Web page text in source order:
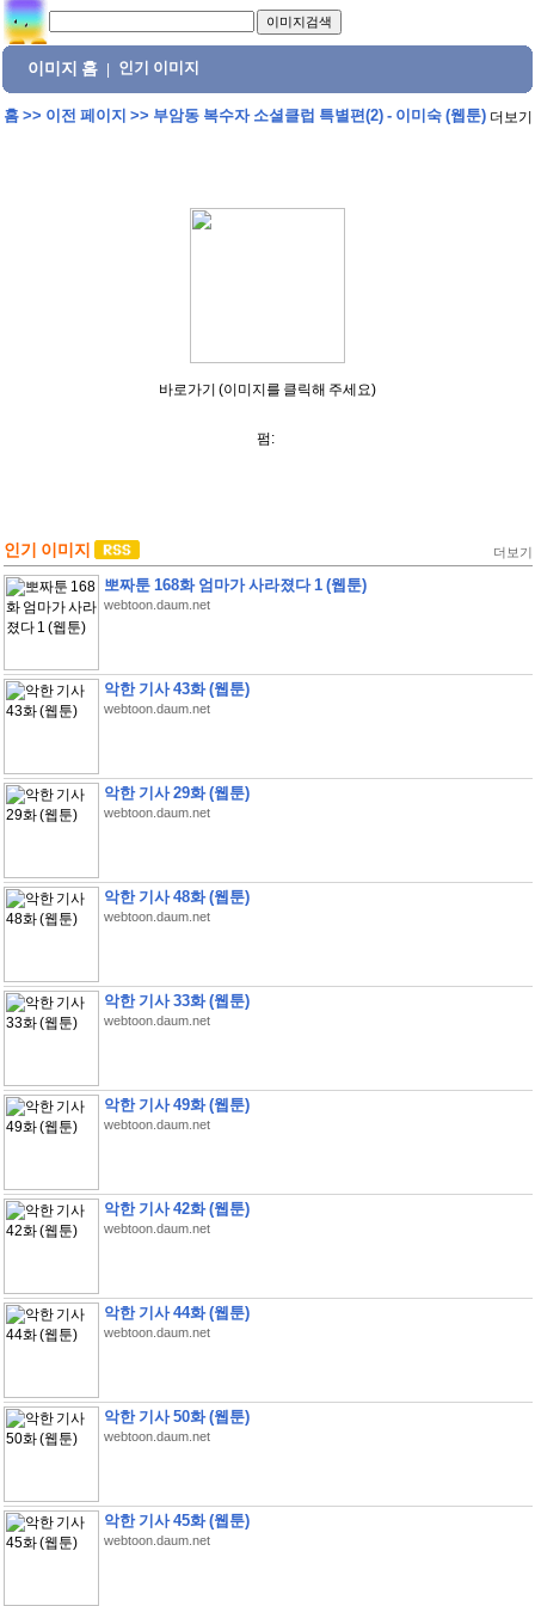
이미지 홈 인기 이미지
홈>> 이전 페이지 >> 부암동 복수자 소셜클럽 특별편(2) - 이미숙 (웹툰) 더보기
바로가기 (이미지를 클릭해 주세요)
펌:
인기 이미지 더보기
뽀짜툰 168화 엄마가 사라졌다 1 (웹툰)
webtoon.daum.net
악한 기사 43화 (웹툰)
webtoon.daum.net
악한 기사 29화 (웹툰)
webtoon.daum.net
악한 기사 48화 (웹툰)
webtoon.daum.net
악한 기사 33화 (웹툰)
webtoon.daum.net
악한 기사 49화 (웹툰)
webtoon.daum.net
악한 기사 42화 (웹툰)
webtoon.daum.net
악한 기사 44화 (웹툰)
webtoon.daum.net
악한 기사 50화 (웹툰)
webtoon.daum.net
악한 기사 45화 (웹툰)
webtoon.daum.net